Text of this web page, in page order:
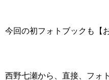
今回の初フォトブックも【
西野七瀬から、直接、フォ